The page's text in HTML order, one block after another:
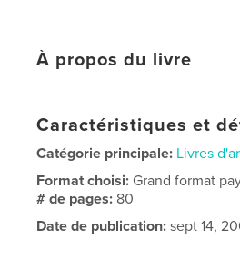
À propos du livre
Caractéristiques et
Catégorie principale: Livres
Format choisi: Grand format
# de pages: 80
Date de publication: sept 14,